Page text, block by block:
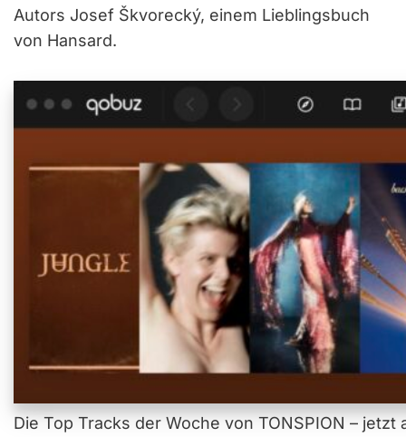
Autors Josef Škvorecký, einem Lieblingsbuch
von Hansard.
Die Top Tracks der Woche von TONSPION –